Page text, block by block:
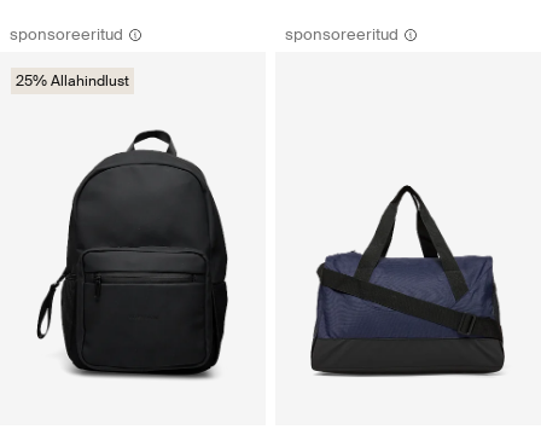
sponsoreeritud
25% Allahindlust
sponsoreeritud